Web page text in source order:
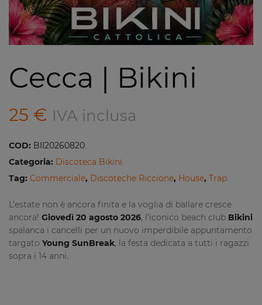
Cecca | Bikini
25 € IVA inclusa
COD: BII20260820
Categoria: Discoteca Bikini
Tag: Commerciale, Discoteche Riccione, House, Trap
L’estate non è ancora finita e la voglia di ballare cresce
ancora! Giovedì 20 agosto 2026, l’iconico beach club Bikini
spalanca i cancelli per un nuovo imperdibile appuntamento
targato Young SunBreak, la festa dedicata a tutti i ragazzi
sopra i 14 anni.